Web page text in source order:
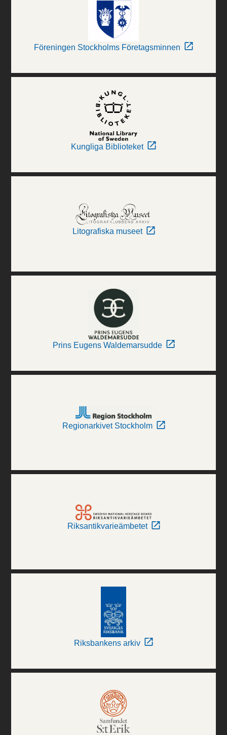
Föreningen Stockholms Företagsminnen
Kungliga Biblioteket
Litografiska museet
Prins Eugens Waldemarsudde
Regionarkivet Stockholm
Riksantikvarieämbetet
Riksbankens arkiv